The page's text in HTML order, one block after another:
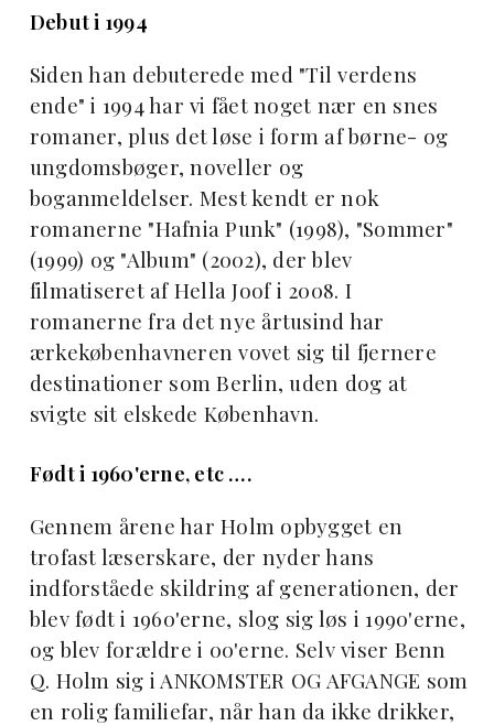
Debut i 1994
Siden han debuterede med "Til verdens
ende" i 1994 har vi fået noget nær en snes
romaner, plus det løse i form af børne- og
ungdomsbøger, noveller og
boganmeldelser. Mest kendt er nok
romanerne "Hafnia Punk" (1998), "Sommer"
(1999) og "Album" (2002), der blev
filmatiseret af Hella Joof i 2008. I
romanerne fra det nye årtusind har
ærkekøbenhavneren vovet sig til fjernere
destinationer som Berlin, uden dog at
svigte sit elskede København.
Født i 1960'erne, etc ….
Gennem årene har Holm opbygget en
trofast læserskare, der nyder hans
indforståede skildring af generationen, der
blev født i 1960'erne, slog sig løs i 1990'erne,
og blev forældre i 00'erne. Selv viser Benn
Q. Holm sig i ANKOMSTER OG AFGANGE som
en rolig familiefar, når han da ikke drikker,